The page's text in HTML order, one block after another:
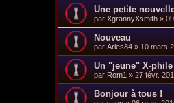
Une petite
par XgrannyXsmith »
Nouveau
par Aries84 » 10 mars
Un "jeune" X-
par Rom1 » 27 févr.
Bonjour à tous !